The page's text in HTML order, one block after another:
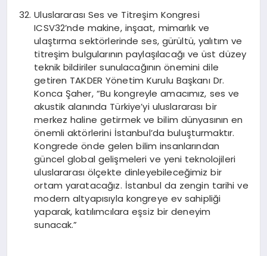
Uluslararası Ses ve Titreşim Kongresi
ICSV32’nde makine, inşaat, mimarlık ve
ulaştırma sektörlerinde ses, gürültü, yalıtım ve
titreşim bulgularının paylaşılacağı ve üst düzey
teknik bildiriler sunulacağının önemini dile
getiren TAKDER Yönetim Kurulu Başkanı Dr.
Konca Şaher, “Bu kongreyle amacımız, ses ve
akustik alanında Türkiye’yi uluslararası bir
merkez haline getirmek ve bilim dünyasının en
önemli aktörlerini İstanbul’da buluşturmaktır.
Kongrede önde gelen bilim insanlarından
güncel global gelişmeleri ve yeni teknolojileri
uluslararası ölçekte dinleyebileceğimiz bir
ortam yaratacağız. İstanbul da zengin tarihi ve
modern altyapısıyla kongreye ev sahipliği
yaparak, katılımcılara eşsiz bir deneyim
sunacak.”